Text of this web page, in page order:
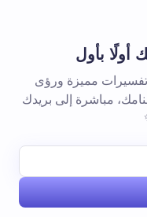
أولًا بأول
تفسيرات مميزة ورؤى
مباشرة إلى بريدك